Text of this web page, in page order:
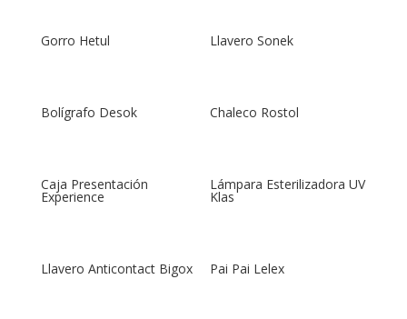
Gorro Hetul Llavero Sonek
Bolígrafo Desok Chaleco Rostol
Caja Presentación
Experience
Lámpara Esterilizadora UV
Klas
Llavero Anticontact Bigox Pai Pai Lelex